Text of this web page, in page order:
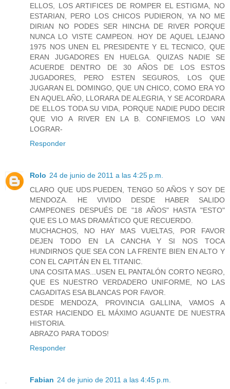
ELLOS, LOS ARTIFICES DE ROMPER EL ESTIGMA, NO
ESTARIAN, PERO LOS CHICOS PUDIERON, YA NO ME
DIRIAN NO PODES SER HINCHA DE RIVER PORQUE
NUNCA LO VISTE CAMPEON. HOY DE AQUEL LEJANO
1975 NOS UNEN EL PRESIDENTE Y EL TECNICO, QUE
ERAN JUGADORES EN HUELGA. QUIZAS NADIE SE
ACUERDE DENTRO DE 30 AÑOS DE LOS ESTOS
JUGADORES, PERO ESTEN SEGUROS, LOS QUE
JUGARAN EL DOMINGO, QUE UN CHICO, COMO ERA YO
EN AQUEL AÑO, LLORARA DE ALEGRIA, Y SE ACORDARA
DE ELLOS TODA SU VIDA, PORQUE NADIE PUDO DECIR
QUE VIO A RIVER EN LA B. CONFIEMOS LO VAN
LOGRAR-
Responder
Rolo 24 de junio de 2011 a las 4:25 p.m.
CLARO QUE UDS.PUEDEN, TENGO 50 AÑOS Y SOY DE
MENDOZA. HE VIVIDO DESDE HABER SALIDO
CAMPEONES DESPUÉS DE "18 AÑOS" HASTA "ESTO"
QUE ES LO MAS DRAMÁTICO QUE RECUERDO.
MUCHACHOS, NO HAY MAS VUELTAS, POR FAVOR
DEJEN TODO EN LA CANCHA Y SI NOS TOCA
HUNDIRNOS QUE SEA CON LA FRENTE BIEN EN ALTO Y
CON EL CAPITÁN EN EL TITANIC.
UNA COSITA MAS...USEN EL PANTALÓN CORTO NEGRO,
QUE ES NUESTRO VERDADERO UNIFORME, NO LAS
CAGADITAS ESA BLANCAS POR FAVOR.
DESDE MENDOZA, PROVINCIA GALLINA, VAMOS A
ESTAR HACIENDO EL MÁXIMO AGUANTE DE NUESTRA
HISTORIA.
ABRAZO PARA TODOS!
Responder
Fabian 24 de junio de 2011 a las 4:45 p.m.